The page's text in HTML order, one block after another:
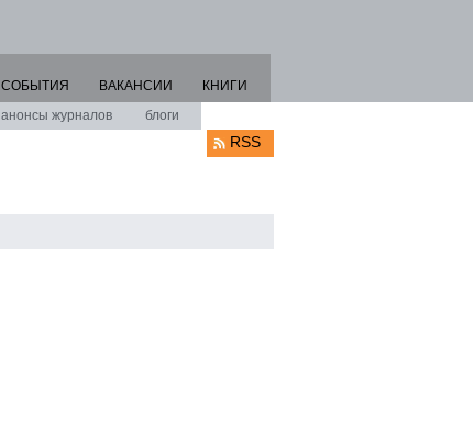
анонсы журналов блоги
СОБЫТИЯ ВАКАНСИИ КНИГИ
RSS